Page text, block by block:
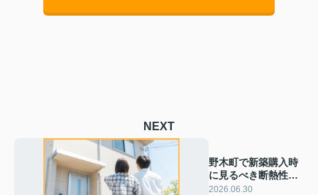
NEXT
野木町で新築購入時
に見るべき断熱性
能！快適に暮らすた
2026.06.30